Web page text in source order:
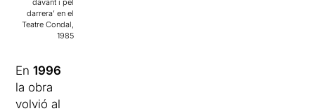
davant i pel
darrera’ en el
Teatre Condal,
1985
En1996
la obra
volvió al